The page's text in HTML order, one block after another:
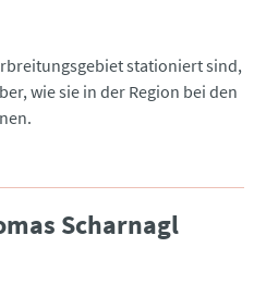
stationiert sind,
wie sie in der Region bei den
Scharnagl